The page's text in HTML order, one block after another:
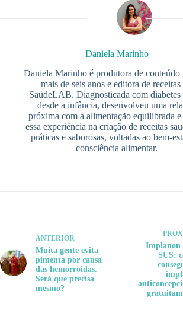
Daniela Marinho
Daniela Marinho é produtora de conteúdo
mais de seis anos e editora de receitas
SaúdeLAB. Diagnosticada com diabetes
desde a infância, desenvolveu uma
próxima com a alimentação equilibrada e
essa experiência na criação de receitas
práticas e saborosas, voltadas ao bem-
consciência alimentar.
ANTERIOR
Muita gente evita
pimenta por causa
das hemorroidas.
Será que precisa
mesmo?
Implanon
SUS: